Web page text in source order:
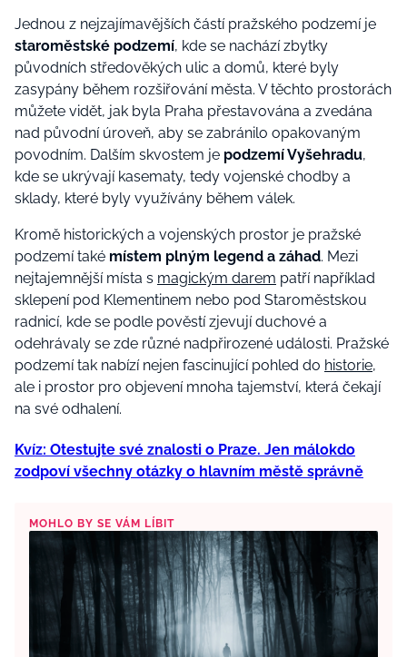
Jednou z nejzajímavějších částí pražského podzemí je
staroměstské podzemí, kde se nachází zbytky
původních středověkých ulic a domů, které byly
zasypány během rozšiřování města. V těchto prostorách
můžete vidět, jak byla Praha přestavována a zvedána
nad původní úroveň, aby se zabránilo opakovaným
povodním. Dalším skvostem je podzemí Vyšehradu,
kde se ukrývají kasematy, tedy vojenské chodby a
sklady, které byly využívány během válek.
Kromě historických a vojenských prostor je pražské
podzemí také místem plným legend a záhad. Mezi
nejtajemnější místa s magickým darem patří například
sklepení pod Klementinem nebo pod Staroměstskou
radnicí, kde se podle pověstí zjevují duchové a
odehrávaly se zde různé nadpřirozené události. Pražské
podzemí tak nabízí nejen fascinující pohled do historie,
ale i prostor pro objevení mnoha tajemství, která čekají
na své odhalení.
Kvíz: Otestujte své znalosti o Praze. Jen málokdo
zodpoví všechny otázky o hlavním městě správně
MOHLO BY SE VÁM LÍBIT